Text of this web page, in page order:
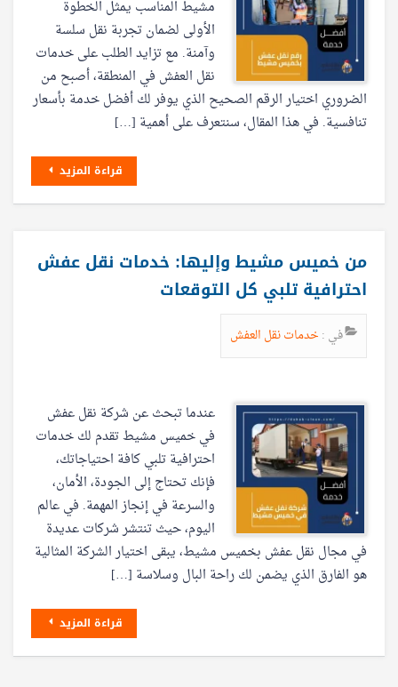
مشيط المناسب يمثل الخطوة
الأولى لضمان تجربة نقل سلسة
وآمنة. مع تزايد الطلب على خدمات
نقل العفش في المنطقة، أصبح من
الضروري اختيار الرقم الصحيح الذي يوفر لك أفضل خدمة بأسعار
تنافسية. في هذا المقال، سنتعرف على أهمية […]
قراءة المزيد
من خميس مشيط وإليها: خدمات نقل عفش
احترافية تلبي كل التوقعات
في : خدمات نقل العفش
عندما تبحث عن شركة نقل عفش
في خميس مشيط تقدم لك خدمات
احترافية تلبي كافة احتياجاتك،
فإنك تحتاج إلى الجودة، الأمان،
والسرعة في إنجاز المهمة. في عالم
اليوم، حيث تنتشر شركات عديدة
في مجال نقل عفش بخميس مشيط، يبقى اختيار الشركة المثالية
هو الفارق الذي يضمن لك راحة البال وسلاسة […]
قراءة المزيد